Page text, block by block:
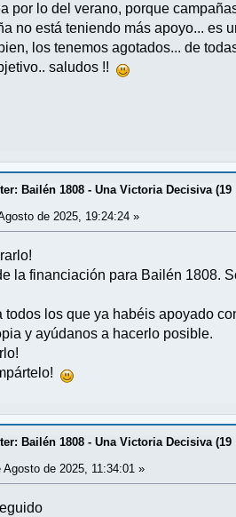
por lo del verano, porque
no está teniendo más apoyo... es
los tenemos agotados... de
saludos !!
Bailén 1808 - Una Victoria Decisiva (19
de 2025, 19:24:24 »
la financiación para Bailén 1808.
todos los que ya habéis apoyado
y ayúdanos a hacerlo posible.
Bailén 1808 - Una Victoria Decisiva (19
Agosto de 2025, 11:34:01 »